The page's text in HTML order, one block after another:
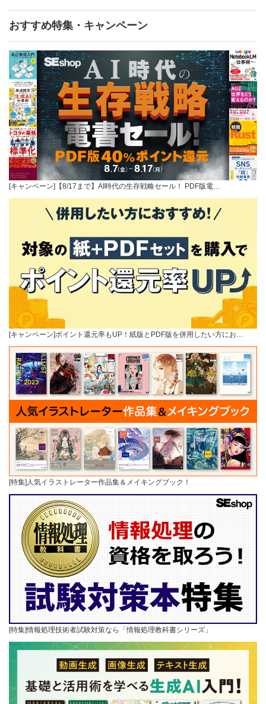
おすすめ特集・キャンペーン
[キャンペーン]【8/17まで】AI時代の生存戦略セール！ PDF版電…
[キャンペーン]ポイント還元率もUP！紙版とPDF版を併用したい方にお…
[特集]人気イラストレーター作品集＆メイキングブック！
[特集]情報処理技術者試験対策なら「情報処理教科書シリーズ」